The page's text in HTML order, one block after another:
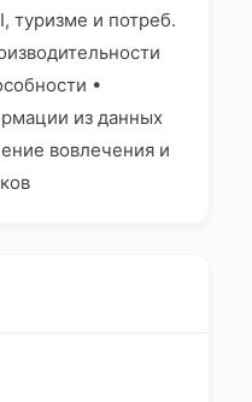
туризме и потреб.
•
из данных
вовлечения и